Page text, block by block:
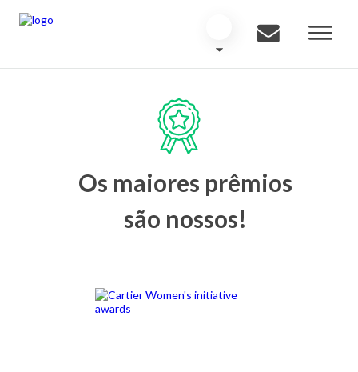
Os maiores prêmios
são nossos!